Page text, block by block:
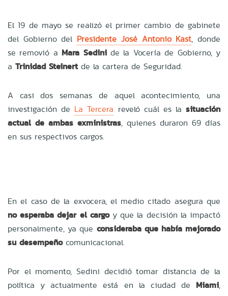
El 19 de mayo se realizó el primer cambio de gabinete
del Gobierno del Presidente José Antonio Kast, donde
se removió a Mara Sedinide la Vocería de Gobierno, y
a Trinidad Steinertde la cartera de Seguridad.
A casi dos semanas de aquel acontecimiento, una
investigación de La Tercera reveló cuál es la situación
actual de ambas exministras, quienes duraron 69 días
en sus respectivos cargos.
En el caso de la exvocera, el medio citado asegura que
no esperaba dejar el cargoy que la decisión la impactó
personalmente, ya que consideraba que había mejorado
su desempeñocomunicacional.
Por el momento, Sedini decidió tomar distancia de la
política y actualmente está en la ciudad de Miami,